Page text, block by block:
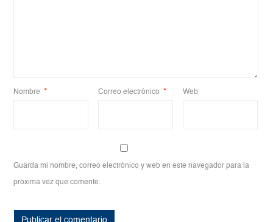
Nombre * Correo electrónico * Web
Guarda mi nombre, correo electrónico y web en este navegador para la
próxima vez que comente.